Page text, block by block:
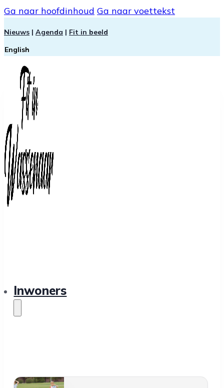
Ga naar hoofdinhoud Ga naar voettekst
Nieuws | Agenda | Fit in beeld
English
Inwoners